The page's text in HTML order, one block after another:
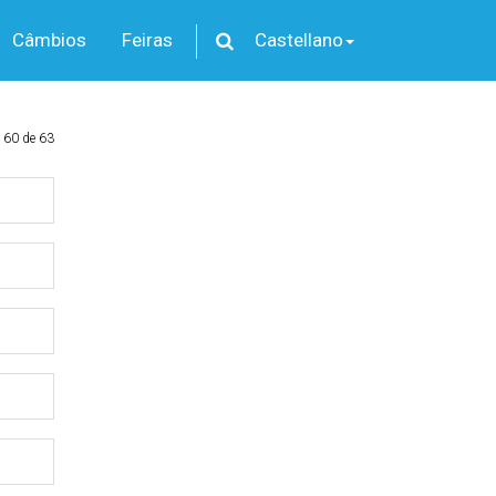
Câmbios Feiras Castellano
60 de 63